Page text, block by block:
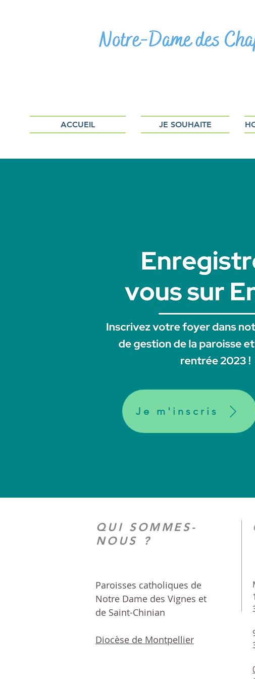
Je m'inscris
ACCUEIL JE SOUHAITE
QUI SOMMES-
NOUS ?
Paroisses catholiques de
Notre Dame des Vignes et
de Saint-Chinian
Diocèse de Montpellier